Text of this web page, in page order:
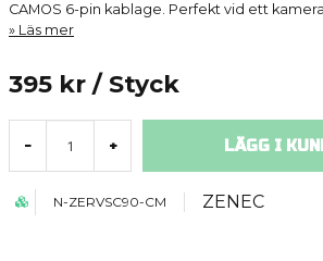
CAMOS 6-pin kablage. Perfekt vid ett
Läs mer
395 kr / Styck
- + LÄGG I
N-ZERVSC90-CM ZENEC